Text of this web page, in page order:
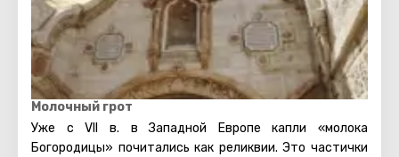
Молочный грот
Уже с VII в. в Западной Европе капли «молока
Богородицы» почитались как реликвии. Это частички